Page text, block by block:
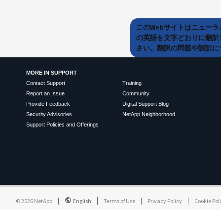
このWebサイトはニュー
の英語を文字どおりに翻
さい。翻訳の問題や誤訳
MORE IN SUPPORT
Contact Support
Report an Issue
Provide Feedback
Security Advisories
Support Policies and Offerings
Training
Community
Digital Support Blog
NetApp Neighborhood
©2026 NetApp English Terms of Use Privacy Policy Cookie